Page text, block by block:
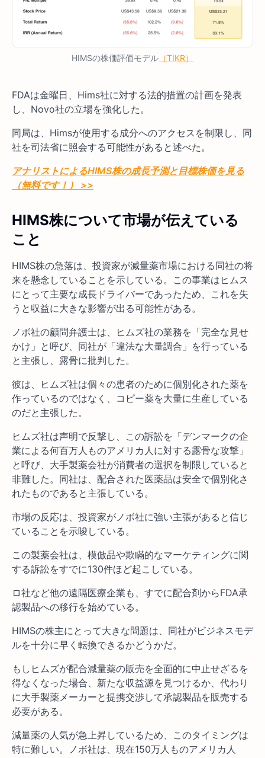
HIMSの株価評価モデル （TIKR）
FDAは金曜日、Hims社に対する法的措置の計画を発表
し、Novo社の立場を強化した。
同局は、Himsが使用する成分へのアクセスを制限し、同
社を司法省に照会する可能性があると述べた。
アナリストによるHIMS株の成長予測と目標株価を見る
（無料です！） >>
HIMS株について市場が伝えている
こと
HIMS株の急落は、投資家が減量薬市場における同社の将
来を懸念していることを示している。この事業はヒムス
にとって主要な成長ドライバーであったため、これを失
うと収益に大きな影響が出る可能性がある。
ノボ社の顧問弁護士は、ヒムズ社の業務を「完全な見せ
かけ」と呼び、同社が「違法な大量調合」を行っている
と主張し、露骨に批判した。
彼は、ヒムズ社は個々の患者のために個別化された薬を
作っているのではなく、コピー薬を大量に生産している
のだと主張した。
ヒムズ社は声明で反撃し、この訴訟を「デンマークの企
業による何百万人ものアメリカ人に対する露骨な攻撃」
と呼び、大手製薬会社が消費者の選択を制限していると
非難した。同社は、配合された医薬品は安全で個別化さ
れたものであると主張している。
市場の反応は、投資家がノボ社に強い主張があると信じ
ていることを示唆している。
この製薬会社は、模倣品や欺瞞的なマーケティングに関
する訴訟をすでに130件ほど起こしている。
ロ社など他の遠隔医療企業も、すでに配合剤からFDA承
認製品への移行を始めている。
HIMSの株主にとって大きな問題は、同社がビジネスモデ
ルを十分に早く転換できるかどうかだ。
もしヒムズが配合減量薬の販売を全面的に中止せざるを
得なくなった場合、新たな収益源を見つけるか、代わり
に大手製薬メーカーと提携交渉して承認製品を販売する
必要がある。
減量薬の人気が急上昇しているため、このタイミングは
特に難しい。ノボ社は、現在150万人ものアメリカ人